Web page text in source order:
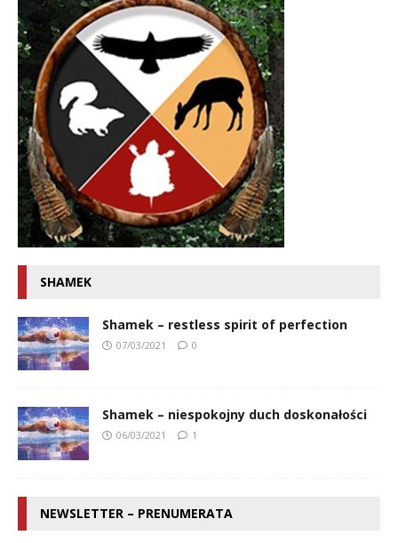
SHAMEK
Shamek – restless spirit of perfection
07/03/2021 0
Shamek – niespokojny duch doskonałości
06/03/2021 1
NEWSLETTER – PRENUMERATA